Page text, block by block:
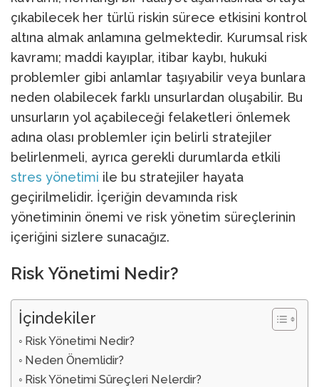
çıkabilecek her türlü riskin sürece etkisini kontrol
altına almak anlamına gelmektedir. Kurumsal risk
kavramı; maddi kayıplar, itibar kaybı, hukuki
problemler gibi anlamlar taşıyabilir veya bunlara
neden olabilecek farklı unsurlardan oluşabilir. Bu
unsurların yol açabileceği felaketleri önlemek
adına olası problemler için belirli stratejiler
belirlenmeli, ayrıca gerekli durumlarda etkili
stres yönetimi ile bu stratejiler hayata
geçirilmelidir. İçeriğin devamında risk
yönetiminin önemi ve risk yönetim süreçlerinin
içeriğini sizlere sunacağız.
Risk Yönetimi Nedir?
İçindekiler
Risk Yönetimi Nedir?
Neden Önemlidir?
Risk Yönetimi Süreçleri Nelerdir?